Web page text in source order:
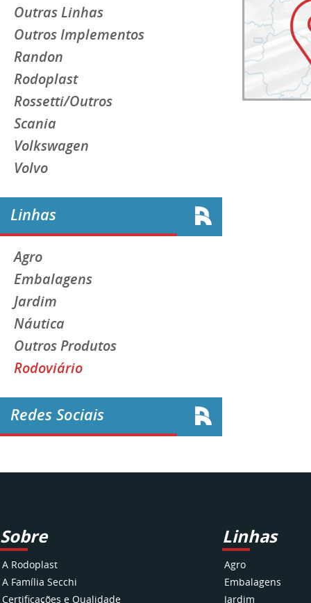
Outras Linhas
Outros Implementos
Randon
Rodoplast
Rossetti/Outros
Scania
Volkswagen
Volvo
Linhas
Agro
Embalagens
Jardim
Náutica
Outros Produtos
Rodoviário
Redes Sociais
Sobre
A Rodoplast
A Família Secchi
Certificações e Qualidade
Linhas
Agro
Embalagens
Jardim